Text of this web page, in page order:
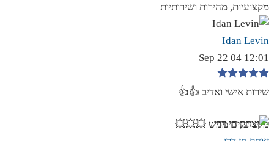
מקצועיות, מהירות ושירותיות
Idan Levin
12:01 04 Sep 22
שירות אישי ואדיב 👍👍
מקצוענים ממש 💥💥💥